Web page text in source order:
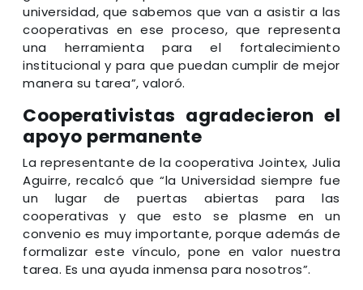
universidad, que sabemos que van a asistir a las
cooperativas en ese proceso, que representa
una herramienta para el fortalecimiento
institucional y para que puedan cumplir de mejor
manera su tarea”, valoró.
Cooperativistas agradecieron el
apoyo permanente
La representante de la cooperativa Jointex, Julia
Aguirre, recalcó que “la Universidad siempre fue
un lugar de puertas abiertas para las
cooperativas y que esto se plasme en un
convenio es muy importante, porque además de
formalizar este vínculo, pone en valor nuestra
tarea. Es una ayuda inmensa para nosotros”.